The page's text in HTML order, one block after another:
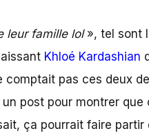
leur famille lol », tel sont
Khloé Kardashian
comptait pas ces deux
post pour montrer que
ça pourrait faire partir